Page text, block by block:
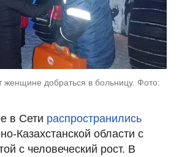
женщине добраться в больницу. Фото:
в Сети распространились
Казахстанской области с
с человеческий рост. В